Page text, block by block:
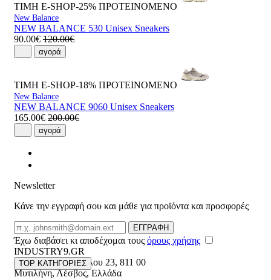
ΤΙΜΗ E-SHOP-25% ΠΡΟΤΕΙΝΟΜΕΝΟ
New Balance
NEW BALANCE 530 Unisex Sneakers
90.00€ 120.00€
αγορά
ΤΙΜΗ E-SHOP-18% ΠΡΟΤΕΙΝΟΜΕΝΟ
New Balance
NEW BALANCE 9060 Unisex Sneakers
165.00€ 200.00€
αγορά
Newsletter
Κάνε την εγγραφή σου και μάθε για προϊόντα και προσφορές
Email
ΕΓΓΡΑΦΗ
Έχω διαβάσει κι αποδέχομαι τους όρους χρήσης
INDUSTRY9.GR
Ελευθέριου Βενιζέλου 23, 811 00
Μυτιλήνη,Λέσβος,Ελλάδα
TOP ΚΑΤΗΓΟΡΙΕΣ